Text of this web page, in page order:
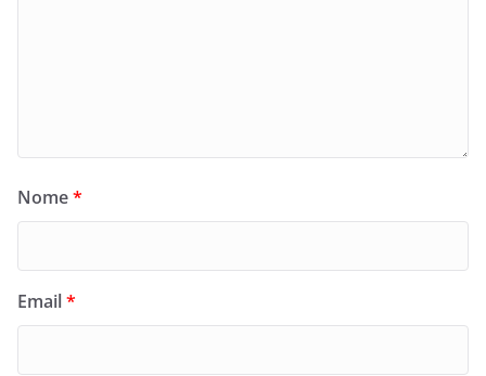
Nome*
Email*